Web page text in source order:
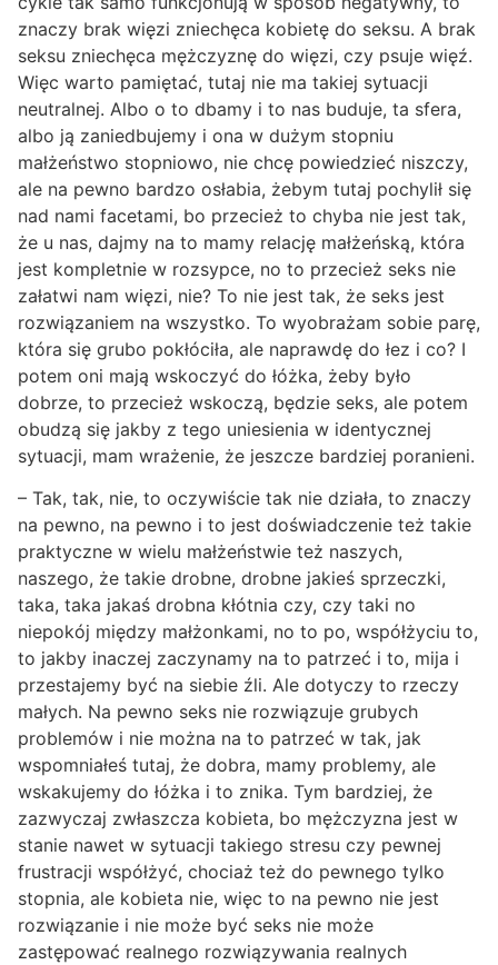
znaczy brak więzi zniechęca kobietę do seksu. A brak
seksu zniechęca mężczyznę do więzi, czy psuje więź.
Więc warto pamiętać, tutaj nie ma takiej sytuacji
neutralnej. Albo o to dbamy i to nas buduje, ta sfera,
albo ją zaniedbujemy i ona w dużym stopniu
małżeństwo stopniowo, nie chcę powiedzieć niszczy,
ale na pewno bardzo osłabia, żebym tutaj pochylił się
nad nami facetami, bo przecież to chyba nie jest tak,
że u nas, dajmy na to mamy relację małżeńską, która
jest kompletnie w rozsypce, no to przecież seks nie
załatwi nam więzi, nie? To nie jest tak, że seks jest
rozwiązaniem na wszystko. To wyobrażam sobie parę,
która się grubo pokłóciła, ale naprawdę do łez i co? I
potem oni mają wskoczyć do łóżka, żeby było
dobrze, to przecież wskoczą, będzie seks, ale potem
obudzą się jakby z tego uniesienia w identycznej
sytuacji, mam wrażenie, że jeszcze bardziej poranieni.
– Tak, tak, nie, to oczywiście tak nie działa, to znaczy
na pewno, na pewno i to jest doświadczenie też takie
praktyczne w wielu małżeństwie też naszych,
naszego, że takie drobne, drobne jakieś sprzeczki,
taka, taka jakaś drobna kłótnia czy, czy taki no
niepokój między małżonkami, no to po, współżyciu to,
to jakby inaczej zaczynamy na to patrzeć i to, mija i
przestajemy być na siebie źli. Ale dotyczy to rzeczy
małych. Na pewno seks nie rozwiązuje grubych
problemów i nie można na to patrzeć w tak, jak
wspomniałeś tutaj, że dobra, mamy problemy, ale
wskakujemy do łóżka i to znika. Tym bardziej, że
zazwyczaj zwłaszcza kobieta, bo mężczyzna jest w
stanie nawet w sytuacji takiego stresu czy pewnej
frustracji współżyć, chociaż też do pewnego tylko
stopnia, ale kobieta nie, więc to na pewno nie jest
rozwiązanie i nie może być seks nie może
zastępować realnego rozwiązywania realnych